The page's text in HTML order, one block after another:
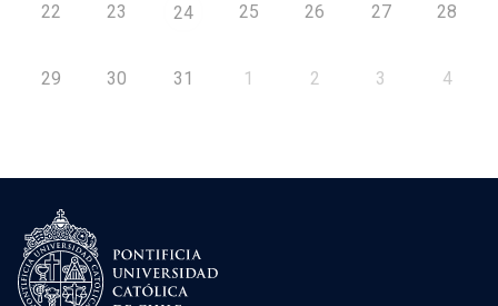
22 23 24 25 26 27 28
29 30 31 1 2 3 4